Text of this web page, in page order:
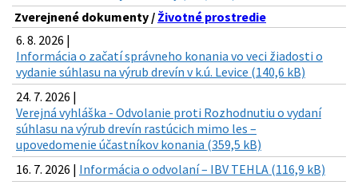
Zverejnené dokumenty / Životné prostredie
6. 8. 2026 |
Informácia o začatí správneho konania vo veci žiadosti o
vydanie súhlasu na výrub drevín v k.ú. Levice (140,6 kB)
24. 7. 2026 |
Verejná vyhláška - Odvolanie proti Rozhodnutiu o vydaní
súhlasu na výrub drevín rastúcich mimo les –
upovedomenie účastníkov konania (359,5 kB)
16. 7. 2026 | Informácia o odvolaní – IBV TEHLA (116,9 kB)